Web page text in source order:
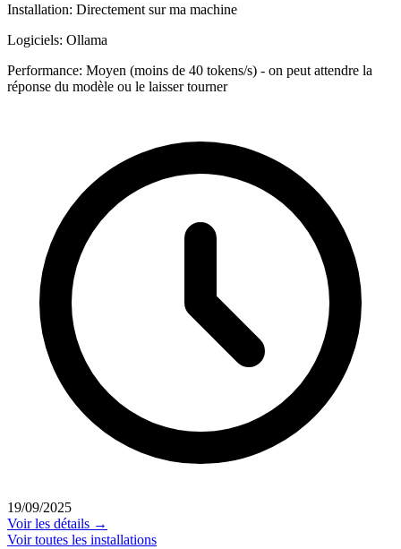
Installation: Directement sur ma machine
Logiciels: Ollama
Performance: Moyen (moins de 40 tokens/s) - on peut attendre la
réponse du modèle ou le laisser tourner
19/09/2025
Voir les détails →
Voir toutes les installations